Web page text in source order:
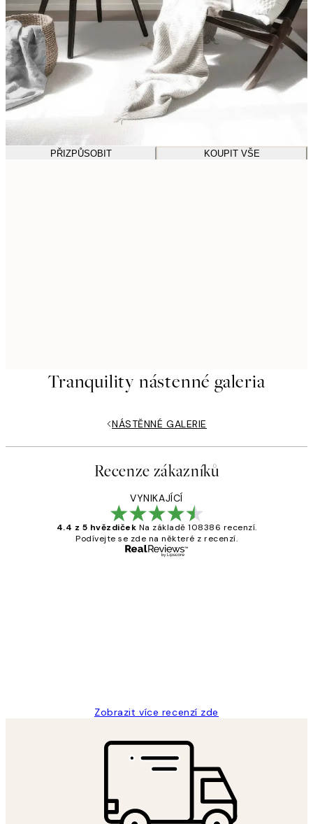
PŘIZPŮSOBIT KOUPIT VŠE
Tranquility nástenné galeria
NÁSTĚNNÉ GALERIE
Recenze zákazníků
VYNIKAJÍCÍ
4.4 z 5 hvězdiček Na základě 108386 recenzí.
Podívejte se zde na některé z recenzí.
Zobrazit více recenzí zde